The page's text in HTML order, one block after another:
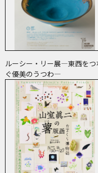
ルーシー・リー展―東西をつ
ぐ優美のうつわ―